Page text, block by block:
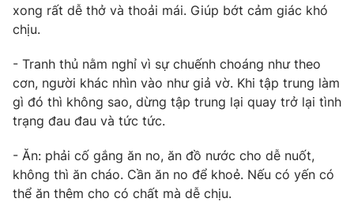
® Cấm sao chép dưới mọi hình thức nếu không có sự chấp
thuận bằng văn bản. Ghi rõ nguồn VTV.vn khi phát hành lại
xong rất dễ thở và thoải mái. Giúp bớt cảm giác khó
chịu.
- Tranh thủ nằm nghỉ vì sự chuếnh choáng như theo
cơn, người khác nhìn vào như giả vờ. Khi tập trung làm
gì đó thì không sao, dừng tập trung lại quay trở lại tình
trạng đau đau và tức tức.
- Ăn: phải cố gắng ăn no, ăn đồ nước cho dễ nuốt,
không thì ăn cháo. Cần ăn no để khoẻ. Nếu có yến có
thể ăn thêm cho có chất mà dễ chịu.